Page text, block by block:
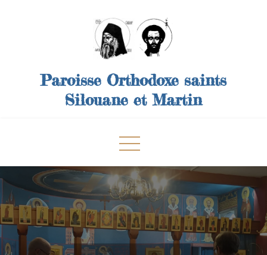
Paroisse Orthodoxe saints
Silouane et Martin